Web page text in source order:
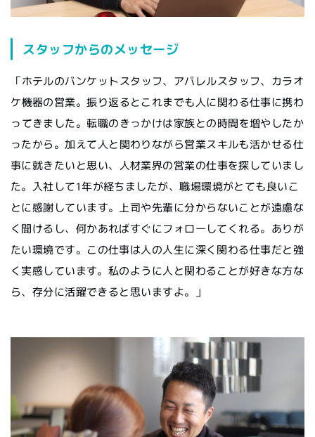
スタッフからのメッセージ
「ホテルのバンケットスタッフ、アパレルスタッフ、カラオ
ケ機器の営業。振り返るとこれまでも人に関わる仕事に携わ
ってきました。転職のきっかけは家族との時間を増やしたか
ったから。加えて人と関わりながら営業スキルも活かせる仕
事に就きたいと思い、人材業界の営業の仕事を探していまし
た。入社して1年が経ちましたが、職場環境がとても良いこ
とに感謝しています。上司や先輩に分からないことが遠慮な
く聞けるし、何かあればすぐにフォローしてくれる。ありが
たい環境です。この仕事は人の人生に深く関わる仕事だと強
く実感しています。私のように人と関わることが好きな方な
ら、存分に活躍できると思いますよ。」